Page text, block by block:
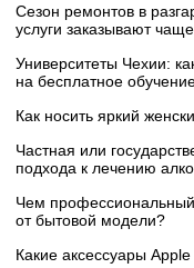
Сезон ремонтов в
услуги заказывают
Университеты Чехии:
на бесплатное
Как носить яркий
Частная или
подхода к лечению
Чем профессиональный
от бытовой модели?
Какие аксессуары